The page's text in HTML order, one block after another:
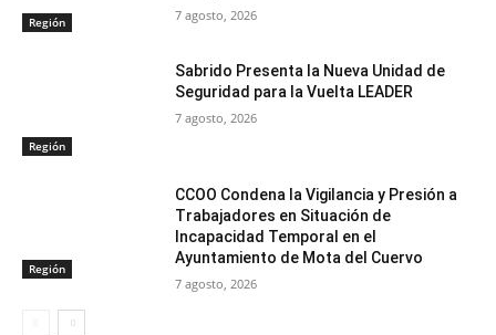
Región 7 agosto, 2026
Región
Sabrido Presenta la Nueva Unidad de
Seguridad para la Vuelta LEADER
7 agosto, 2026
Región
CCOO Condena la Vigilancia y Presión a
Trabajadores en Situación de
Incapacidad Temporal en el
Ayuntamiento de Mota del Cuervo
7 agosto, 2026